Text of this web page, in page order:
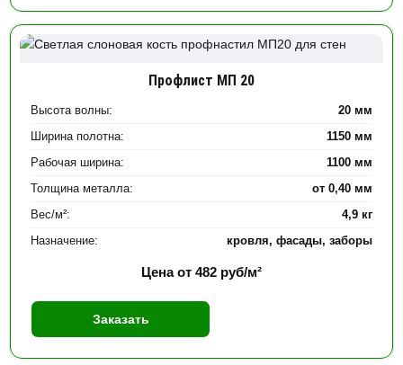
Профлист МП 20
Высота волны:
20 мм
Ширина полотна:
1150 мм
Рабочая ширина:
1100 мм
Толщина металла:
от 0,40 мм
Вес/м²:
4,9 кг
Назначение:
кровля, фасады, заборы
Цена от 482 руб/м²
Заказать